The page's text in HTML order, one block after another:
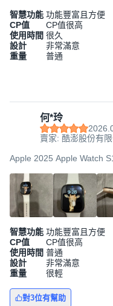
智慧功能 功能豐富且方便
CP值
CP值很高
使用時間 很久
設計
非常滿意
重量
普通
何*玲
賣家: 酷澎股份有
Apple 2025 Apple Watch
智慧功能 功能豐富且方便
CP值
CP值很高
使用時間 普通
設計
非常滿意
重量
很輕
對3位有幫助